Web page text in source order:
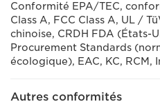
Conformité EPA/TEC,
Class A, FCC Class A, UL /
chinoise, CRDH FDA (États-
Procurement Standards
écologique), EAC, KC,
Autres conformités